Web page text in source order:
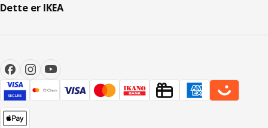
Dette er IKEA